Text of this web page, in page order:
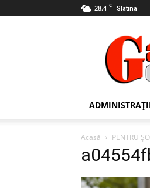
28.4 C Slatina
Acasă PENTRU